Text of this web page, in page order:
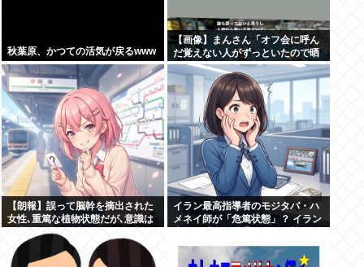
秋葉原、かつての活気が戻るwww
【画像】まんさん「オフ会に呼ん
だ覚えない人がずっといたので晒
すわ」（パシャ）
【朗報】誤って脳幹を摘出された
女性､重篤な植物状態だが､意識は
正常で何かを思考していると判明
イラン最高指導者のモジタバ・ハ
メネイ師が「危篤状態」？ イラン
い」